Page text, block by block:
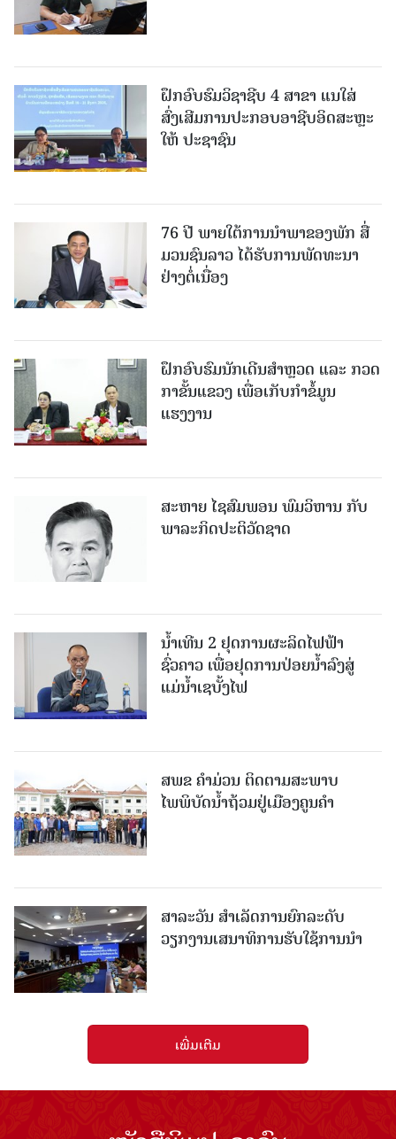
ຝຶກອົບຮົມວິຊາຊີບ 4 ສາຂາ ແນໃສ່
ສົ່ງເສີມການປະກອບອາຊີບອິດສະຫຼະ
ໃຫ້ ປະຊາຊົນ
76 ປີ ພາຍໃຕ້ການນໍາພາຂອງພັກ ສື່
ມວນຊົນລາວ ໄດ້ຮັບການພັດທະນາ
ຢ່າງຕໍ່ເນື່ອງ
ຝຶກອົບຮົມນັກເດີນສຳຫຼວດ ແລະ ກວດ
ກາຂັ້ນແຂວງ ເພື່ອເກັບກຳຂໍ້ມູນ
ແຮງງານ
ສະຫາຍ ໄຊສົມພອນ ພົມວິຫານ ກັບ
ພາລະກິດປະຕິວັດຊາດ
ນໍ້າເທີນ 2 ຢຸດການຜະລິດໄຟຟ້າ
ຊົ່ວຄາວ ເພື່ອຢຸດການປ່ອຍນໍ້າລົງສູ່
ແມ່ນໍ້າເຊບັ້ງໄຟ
ສ​ພ​ຂ ຄໍາມ່ວນ ຕິດຕາມສະພາບ
ໄພພິບັດນໍ້າຖ້ວມຢູ່ເມືອງຄູນຄໍາ
ສາລະວັນ ສໍາເລັດການຍົກລະດັບ
ວຽກງານເສນາທິການຮັບໃຊ້ການນໍາ
ເພີ່ມເຕີມ